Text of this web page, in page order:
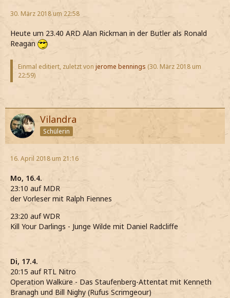
30. März 2018 um 22:58
Heute um 23.40 ARD Alan Rickman in der Butler als Ronald
Reagan
Einmal editiert, zuletzt von jerome bennings (30. März 2018 um
22:59)
Vilandra
Schülerin
16. April 2018 um 21:16
Mo, 16.4.
23:10 auf MDR
der Vorleser mit Ralph Fiennes
23:20 auf WDR
Kill Your Darlings - Junge Wilde mit Daniel Radcliffe
Di, 17.4.
20:15 auf RTL Nitro
Operation Walküre - Das Staufenberg-Attentat mit Kenneth
Branagh und Bill Nighy (Rufus Scrimgeour)